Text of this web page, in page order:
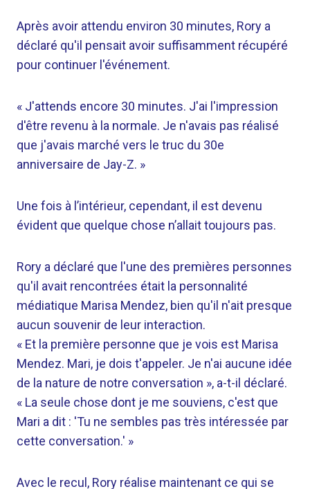
Après avoir attendu environ 30 minutes, Rory a
déclaré qu'il pensait avoir suffisamment récupéré
pour continuer l'événement.
« J'attends encore 30 minutes. J'ai l'impression
d'être revenu à la normale. Je n'avais pas réalisé
que j'avais marché vers le truc du 30e
anniversaire de Jay-Z. »
Une fois à l’intérieur, cependant, il est devenu
évident que quelque chose n’allait toujours pas.
Rory a déclaré que l'une des premières personnes
qu'il avait rencontrées était la personnalité
médiatique Marisa Mendez, bien qu'il n'ait presque
aucun souvenir de leur interaction.
« Et la première personne que je vois est Marisa
Mendez. Mari, je dois t'appeler. Je n'ai aucune idée
de la nature de notre conversation », a-t-il déclaré.
« La seule chose dont je me souviens, c'est que
Mari a dit : 'Tu ne sembles pas très intéressée par
cette conversation.' »
Avec le recul, Rory réalise maintenant ce qui se